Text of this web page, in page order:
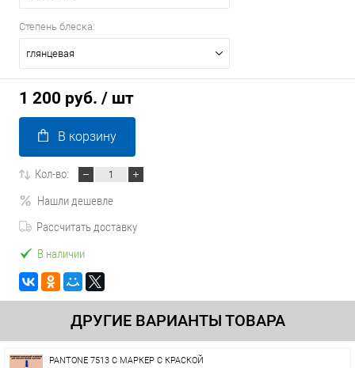
Степень блеска:
глянцевая
1 200 руб. / шт
В корзину
Кол-во:
Нашли дешевле
Рассчитать доставку
В наличии
ДРУГИЕ ВАРИАНТЫ ТОВАРА
PANTONE 7513 C МАРКЕР С КРАСКОЙ